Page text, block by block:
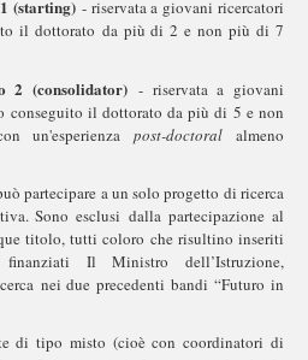
(starting) - riservata a giovani ricercatori
il dottorato da più di 2 e non più di 7
2 (consolidator) - riservata a giovani
conseguito il dottorato da più di 5 e non
un'esperienzapost-doctoral almeno
partecipare a un solo progetto di ricerca
Sono esclusi dalla partecipazione al
titolo, tutti coloro che risultino inseriti
Il Ministro dell’Istruzione,
nei due precedenti bandi “Futuro in
di tipo misto (cioè con coordinatori di